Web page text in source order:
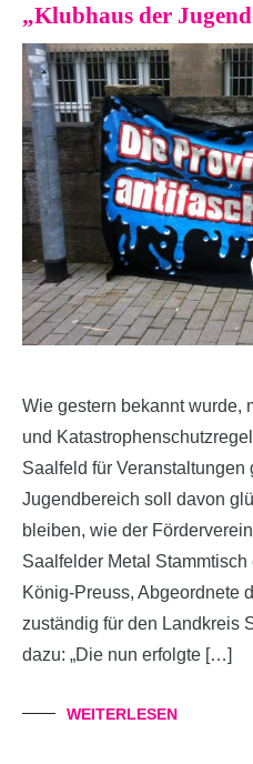
„Klubhaus der
Wie gestern bekannt wurde,
und
Saalfeld für
Jugendbereich soll davon
bleiben, wie der
Saalfelder Metal
König-Preuss, Abgeordnete
zuständig für den Landkreis
dazu: „Die nun erfolgte […]
WEITERLESEN